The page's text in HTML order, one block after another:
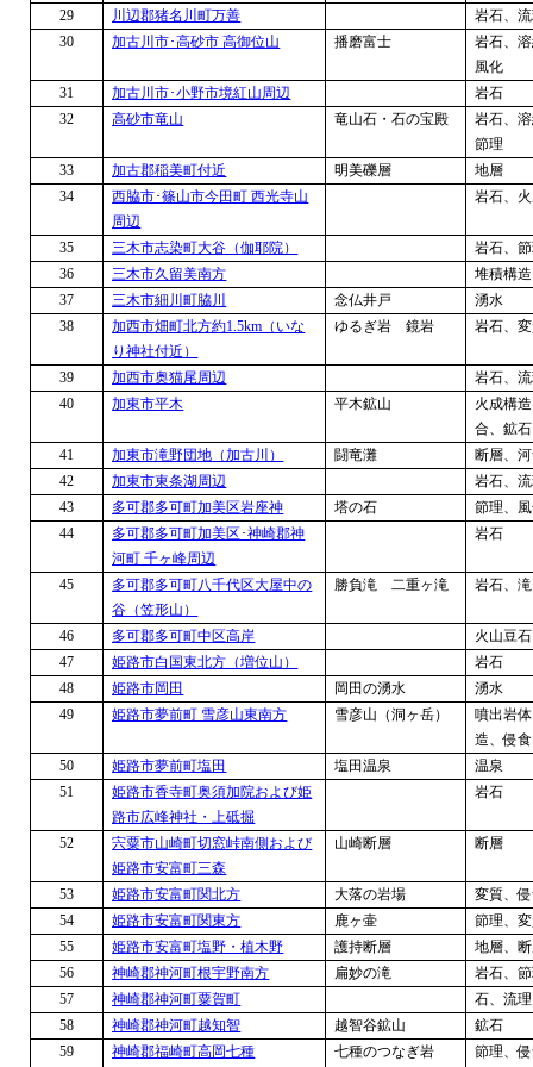
29
川辺郡猪名川町万善
岩石、
30
加古川市･高砂市 高御位山 播磨富士
岩石、
風化
31
加古川市･小野市境紅山周辺
岩石
32
高砂市竜山 竜山石・石の宝殿
岩石、
節理
33
加古郡稲美町付近 明美礫層
地層
34
西脇市･篠山市今田町 西光寺山
周辺
岩石、
35 三木市志染町大谷（伽耶院）
岩石、
36
三木市久留美南方
堆積構
37
三木市細川町脇川 念仏井戸
湧水
38
加西市畑町北方約1.5km （いな
り神社付近）
ゆるぎ岩 鏡岩 岩石、
39 加西市奥猫尾周辺
岩石、
40
加東市平木 平木鉱山
火成構
合、鉱石
41
加東市滝野団地（加古川） 闘竜灘
断層、
42
加東市東条湖周辺
岩石、
43
多可郡多可町加美区岩座神 塔の石
節理、
44
多可郡多可町加美区･神崎郡神
河町 千ヶ峰周辺
岩石
45
多可郡多可町八千代区大屋中の
谷（笠形山）
勝負滝 二重ヶ滝 岩石、滝
46 多可郡多可町中区高岸
火山豆石
47
姫路市白国東北方（増位山）
岩石
48
姫路市岡田 岡田の湧水
湧水
49
姫路市夢前町 雪彦山東南方 雪彦山（洞ヶ岳）
噴出岩
造、侵食
50
姫路市夢前町塩田 塩田温泉
温泉
51
姫路市香寺町奥須加院および姫
路市広峰神社・上砥掘
岩石
52
宍粟市山崎町切窓峠南側および
姫路市安富町三森
山崎断層 断層
53 姫路市安富町関北方 大落の岩場
変質、
54
姫路市安富町関東方 鹿ヶ壷
節理、
55
姫路市安富町塩野・植木野 護持断層
地層、
56
神崎郡神河町根宇野南方 扁妙の滝
岩石、
57
神崎郡神河町粟賀町
石、流
58
神崎郡神河町越知智 越智谷鉱山
鉱石
59
神崎郡福崎町高岡七種
七種のつなぎ岩
節理、